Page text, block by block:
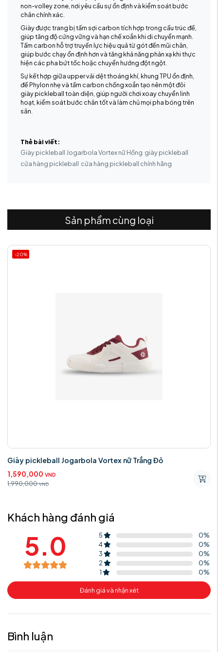
non-volley zone, nơi yêu cầu sự ổn định và kiểm soát bước
chân chính xác.
Giày được trang bị tấm sợi carbon tích hợp trong cấu trúc đế,
giúp tăng độ cứng vững và hạn chế xoắn khi di chuyển mạnh.
Tấm carbon hỗ trợ truyền lực hiệu quả từ gót đến mũi chân,
giúp bước chạy ổn định hơn và tăng khả năng phản xạ khi thực
hiện các pha bứt tốc hoặc chuyển hướng đột ngột.
Sự kết hợp giữa upper vải dệt thoáng khí, khung TPU ổn định,
đế Phylon nhẹ và tấm carbon chống xoắn tạo nên một đôi
giày pickleball toàn diện, giúp người chơi xoay chuyển linh
hoạt, kiểm soát bước chân tốt và làm chủ mọi pha bóng trên
sân.
Thẻ bài viết:
Giày pickleball Jogarbola Vortex nữ Hồng giày pickleball
cửa hàng pickleball cửa hàng pickleball chính hãng
Sản phẩm cùng loại
-20%
Giày pickleball Jogarbola Vortex nữ Trắng Đỏ
1,590,000 VND
1,990,000 VND
Khách hàng đánh giá
5.0 5 0%
4
0%
3
0%
2
0%
1
0%
Đánh giá và nhận xét
Bình luận